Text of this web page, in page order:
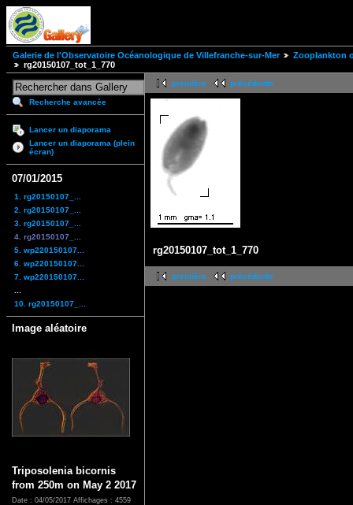
Galerie de l'Observatoire Océanologique de Villefranche-sur-Mer
Zooplankton
rg20150107_tot_1_770
Recherche avancée
Lancer un diaporama
Lancer un diaporama (plein
écran)
07/01/2015
1. rg20150107_...
2. rg20150107_...
3. rg20150107_...
4. rg20150107_...
5. wp220150107...
6. wp220150107...
7. wp220150107...
10. rg20150107_...
Image aléatoire
Triposolenia bicornis
from 250m on May 2 2017
Date : 04/05/2017 Affichages : 4559
première précédente
rg20150107_tot_1_770
première précédente